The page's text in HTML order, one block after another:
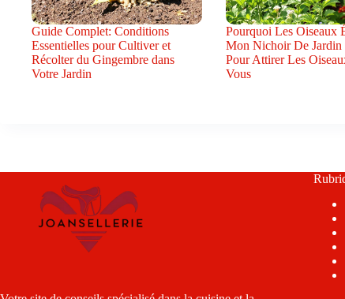
Guide Complet: Conditions
Essentielles pour Cultiver et
Récolter du Gingembre dans
Votre Jardin
Pourquoi Les Oiseaux
Mon Nichoir De Jardin
Pour Attirer Les
Vous